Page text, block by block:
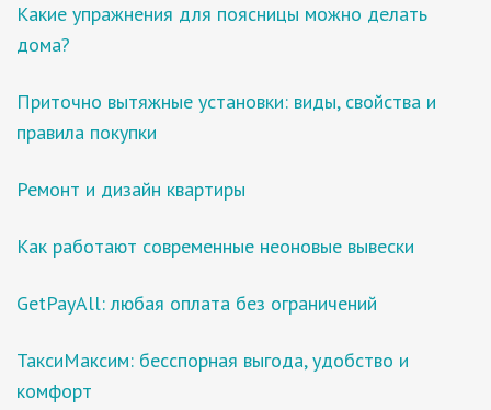
Какие упражнения для поясницы можно делать
дома?
Приточно вытяжные установки: виды, свойства и
правила покупки
Ремонт и дизайн квартиры
Как работают современные неоновые вывески
GetPayAll: любая оплата без ограничений
ТаксиМаксим: бесспорная выгода, удобство и
комфорт